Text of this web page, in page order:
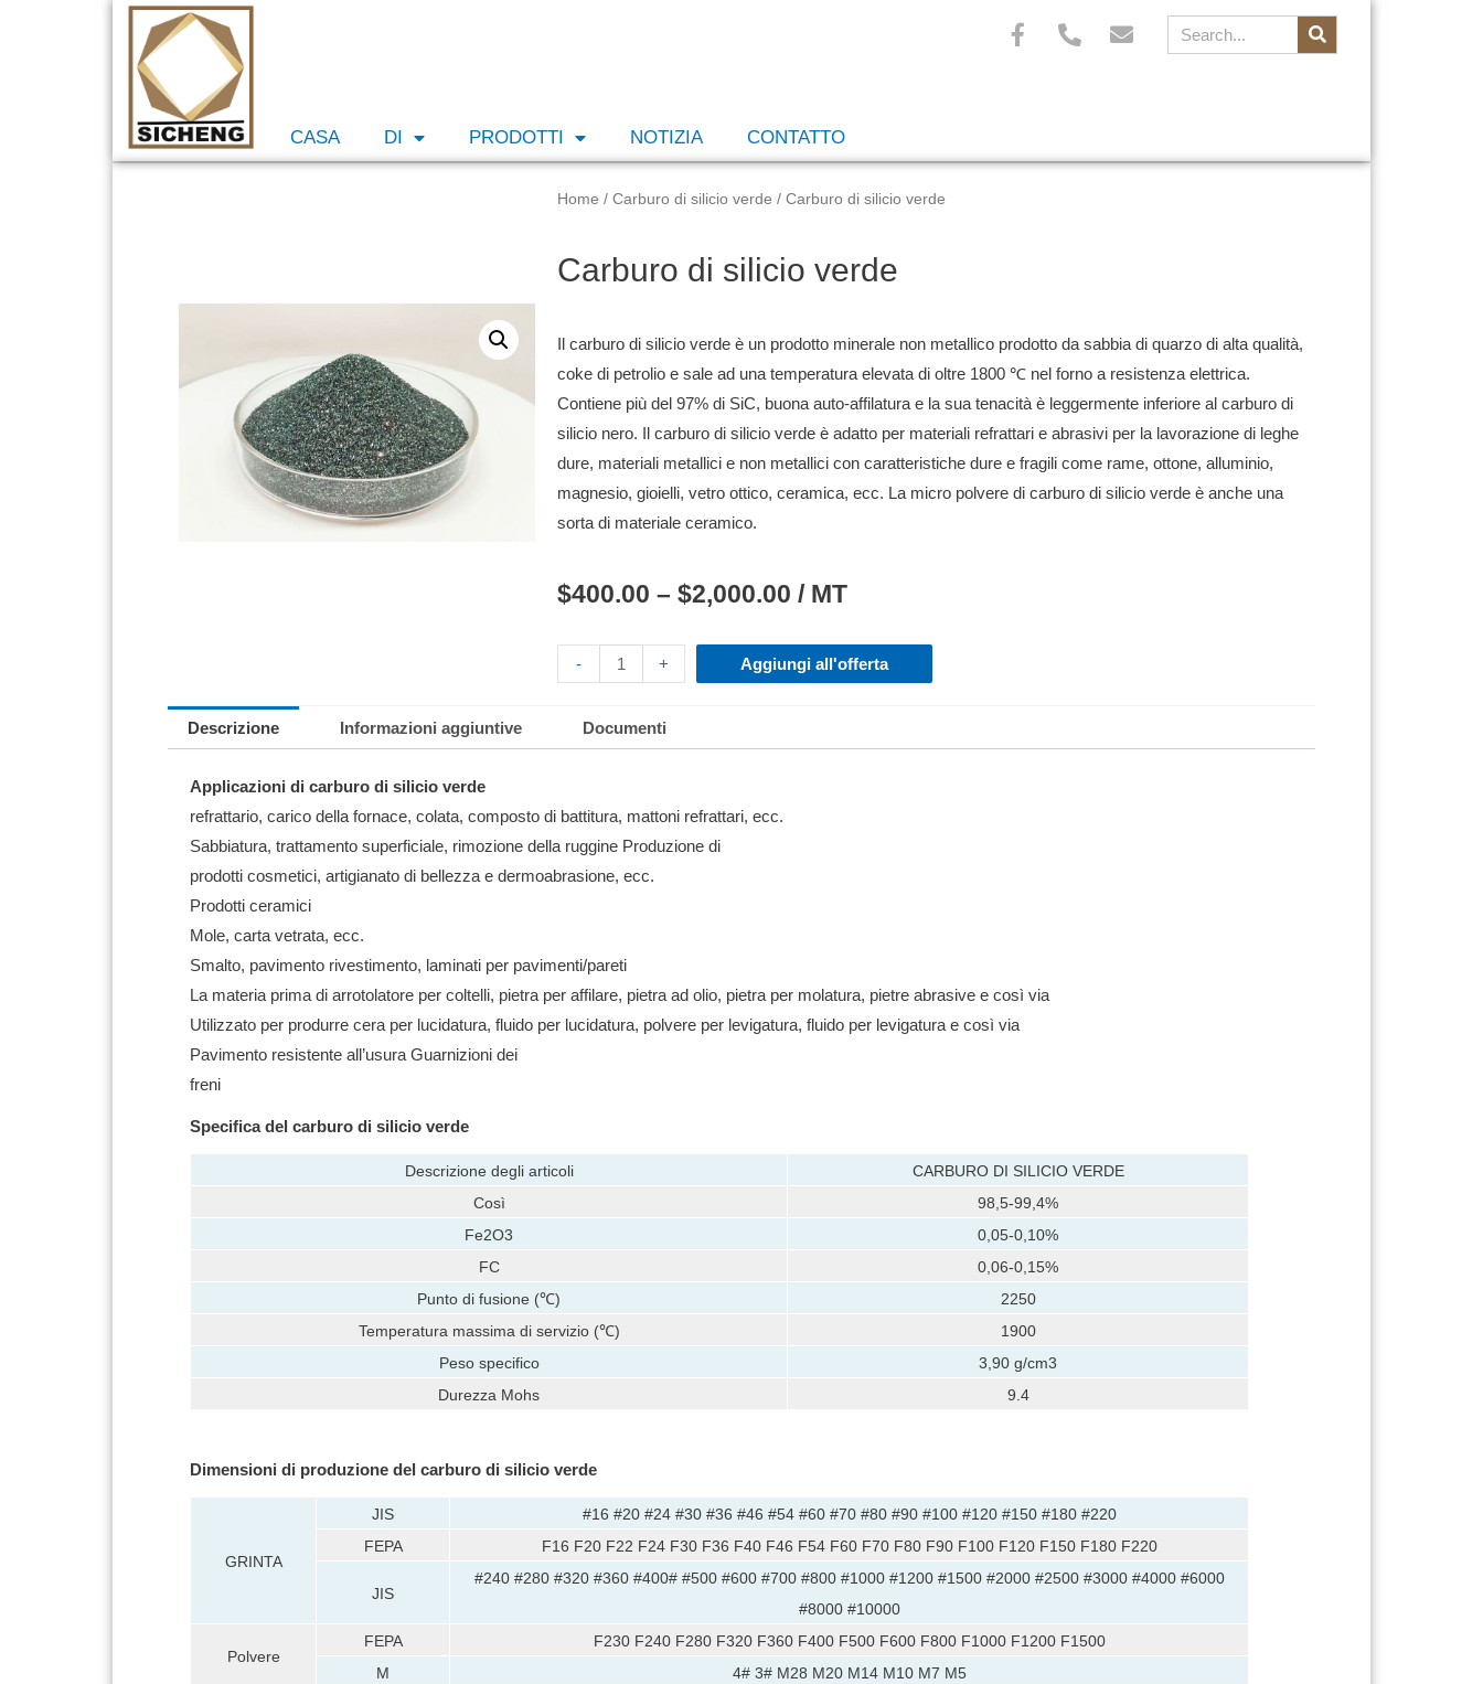
CASA DI PRODOTTI NOTIZIA CONTATTO
Home /Carburo di silicio verde / Carburo di silicio verde
Carburo di silicio verde
Il carburo di silicio verde è un prodotto minerale non metallico prodotto da sabbia di quarzo di alta qualità,
coke di petrolio e sale ad una temperatura elevata di oltre 1800 ℃ nel forno a resistenza elettrica.
Contiene più del 97% di SiC, buona auto-affilatura e la sua tenacità è leggermente inferiore al carburo di
silicio nero. Il carburo di silicio verde è adatto per materiali refrattari e abrasivi per la lavorazione di leghe
dure, materiali metallici e non metallici con caratteristiche dure e fragili come rame, ottone, alluminio,
magnesio, gioielli, vetro ottico, ceramica, ecc. La micro polvere di carburo di silicio verde è anche una
sorta di materiale ceramico.
$400.00 –$2,000.00 / MT
- + Aggiungi all'offerta
Descrizione Informazioni aggiuntive Documenti
Applicazioni di carburo di silicio verde
refrattario, carico della fornace, colata, composto di battitura, mattoni refrattari, ecc.
Sabbiatura, trattamento superficiale, rimozione della ruggine Produzione di
prodotti cosmetici, artigianato di bellezza e dermoabrasione, ecc.
Prodotti ceramici
Mole, carta vetrata, ecc.
Smalto, pavimento rivestimento, laminati per pavimenti/pareti
La materia prima di arrotolatore per coltelli, pietra per affilare, pietra ad olio, pietra per molatura, pietre abrasive e così via
Utilizzato per produrre cera per lucidatura, fluido per lucidatura, polvere per levigatura, fluido per levigatura e così via
Pavimento resistente all’usura Guarnizioni dei
freni
Specifica del carburo di silicio verde
Descrizione degli articoli
CARBURO DI SILICIO VERDE
Così
98,5-99,4%
Fe2O3
0,05-0,10%
FC
0,06-0,15%
Punto di fusione (℃)
2250
Temperatura massima di servizio (℃)
1900
Peso specifico
3,90 g/cm3
Durezza Mohs
9.4
Dimensioni di produzione del carburo di silicio verde
GRINTA
JIS
#16 #20 #24 #30 #36 #46 #54 #60 #70 #80 #90 #100 #120 #150 #180 #220
FEPA
F16 F20 F22 F24 F30 F36 F40 F46 F54 F60 F70 F80 F90 F100 F120 F150 F180 F220
JIS
#240 #280 #320 #360 #400# #500 #600 #700 #800 #1000 #1200 #1500 #2000 #2500 #3000 #4000 #6000
#8000 #10000
Polvere
FEPA
F230 F240 F280 F320 F360 F400 F500 F600 F800 F1000 F1200 F1500
M
4# 3# M28 M20 M14 M10 M7 M5